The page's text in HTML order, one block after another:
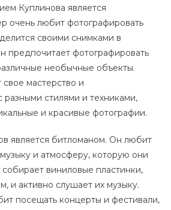
Куплинова является
очень любит фотографировать
своими снимками в
предпочитает фотографировать
необычные объекты.
свое мастерство и
разными стилями и техниками,
и красивые фотографии.
является битломаном. Он любит
и атмосферу, которую они
виниловые пластинки,
и активно слушает их музыку.
посещать концерты и фестивали,